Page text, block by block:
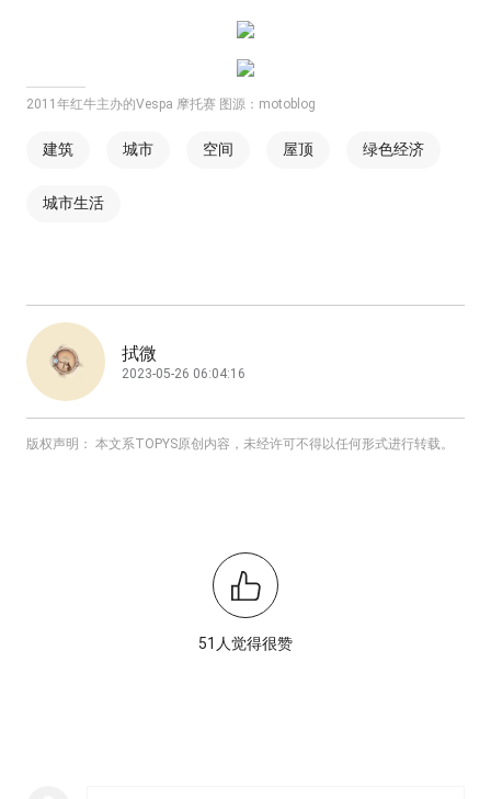
2011年红牛主办的Vespa 摩托赛 图源：motoblog
建筑 城市 空间 屋顶 绿色经济
城市生活
拭微
2023-05-26 06:04:16
版权声明： 本文系TOPYS原创内容，未经许可不得以任何形式进行转载。
51人觉得很赞